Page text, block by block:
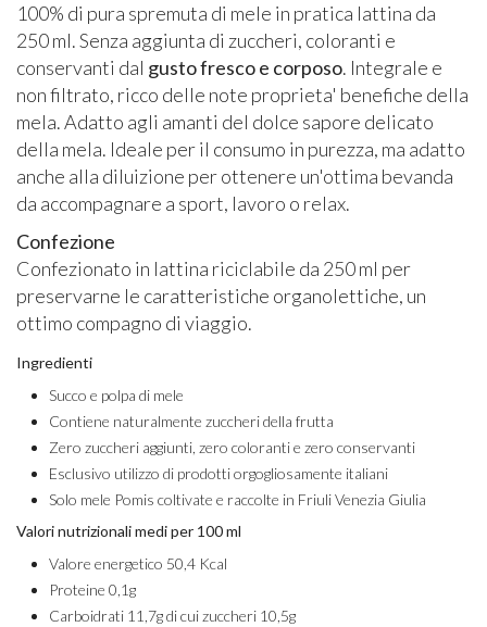
100% di pura spremuta di mele in pratica lattina da
250 ml. Senza aggiunta di zuccheri, coloranti e
conservanti dal gusto fresco e corposo. Integrale e
non filtrato, ricco delle note proprieta' benefiche della
mela. Adatto agli amanti del dolce sapore delicato
della mela. Ideale per il consumo in purezza, ma adatto
anche alla diluizione per ottenere un'ottima bevanda
da accompagnare a sport, lavoro o relax.
Confezione
​Confezionato in lattina riciclabile da 250 ml per
preservarne le caratteristiche organolettiche, un
ottimo compagno di viaggio.​
Ingredienti​​​​​​
Succo e polpa di mele
Contiene naturalmente zuccheri della frutta
Zero zuccheri aggiunti, zero coloranti e zero conservanti
Esclusivo utilizzo di prodotti orgogliosamente italiani
Solo mele Pomis coltivate e raccolte in Friuli Venezia Giulia
Valori nutrizionali medi per 100 ml
Valore energetico 50,4 Kcal
Proteine 0,1g
Carboidrati 11,7g di cui zuccheri 10,5g